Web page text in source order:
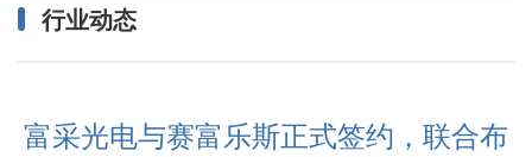
行业动态
富采光电与赛富乐斯正式签约，联合布